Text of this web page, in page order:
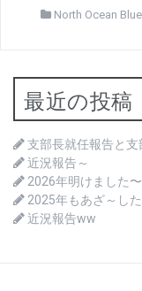
North Ocean Blue
最近の投稿
支部長就任報告と支
近況報告～
2026年明けました〜
2025年もあざ～した
近況報告ww